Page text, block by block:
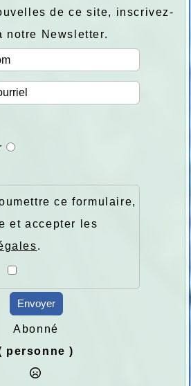
de ce site, inscrivez-
notre Newsletter.
ce formulaire,
et accepter les
.
Envoyer
Abonné
personne )